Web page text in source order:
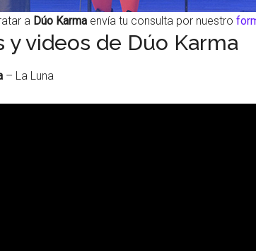
a Dúo Karma envía tu consulta por nuestro
y videos de Dúo Karma
– La Luna